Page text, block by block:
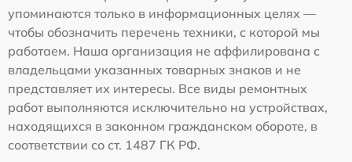
упоминаются только в информационных целях —
чтобы обозначить перечень техники, с которой мы
работаем. Наша организация не аффилирована с
владельцами указанных товарных знаков и не
представляет их интересы. Все виды ремонтных
работ выполняются исключительно на устройствах,
находящихся в законном гражданском обороте, в
соответствии со ст. 1487 ГК РФ.